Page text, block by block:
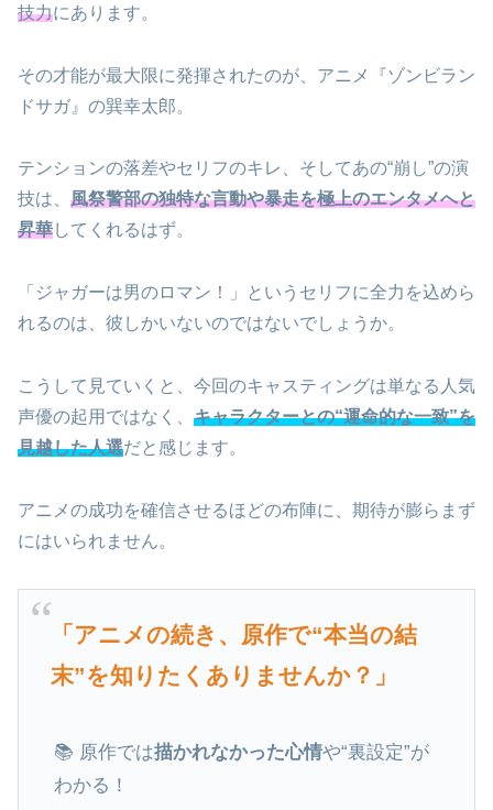
技力にあります。
その才能が最大限に発揮されたのが、アニメ『ゾンビラン
ドサガ』の巽幸太郎。
テンションの落差やセリフのキレ、そしてあの“崩し”の演
技は、 風祭警部の独特な言動や暴走を極上のエンタメへと
昇華してくれるはず。
「ジャガーは男のロマン！」というセリフに全力を込めら
れるのは、彼しかいないのではないでしょうか。
こうして見ていくと、今回のキャスティングは単なる人気
声優の起用ではなく、 キャラクターとの“運命的な一致”を
見越した人選だと感じます。
アニメの成功を確信させるほどの布陣に、期待が膨らまず
にはいられません。
「アニメの続き、原作で“本当の結
末”を知りたくありませんか？」
📚 原作では描かれなかった心情や“裏設定”が
わかる！